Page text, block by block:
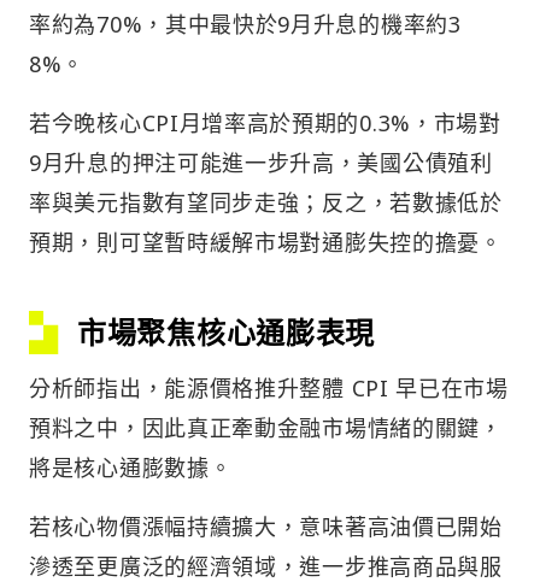
率約為70%，其中最快於9月升息的機率約3
8%。
若今晚核心CPI月增率高於預期的0.3%，市場對
9月升息的押注可能進一步升高，美國公債殖利
率與美元指數有望同步走強；反之，若數據低於
預期，則可望暫時緩解市場對通膨失控的擔憂。
市場聚焦核心通膨表現
分析師指出，能源價格推升整體 CPI 早已在市場
預料之中，因此真正牽動金融市場情緒的關鍵，
將是核心通膨數據。
若核心物價漲幅持續擴大，意味著高油價已開始
滲透至更廣泛的經濟領域，進一步推高商品與服